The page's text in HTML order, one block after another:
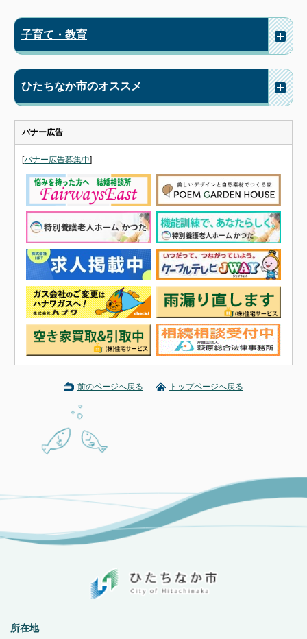
子育て・教育
ひたちなか市のオススメ
バナー広告
[バナー広告募集中]
前のページへ戻る トップページへ戻る
所在地